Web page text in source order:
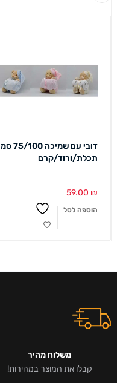
דובי עם שמיכה 75/100 סמ
תכלת/ורוד/קרם
59.00 ₪
הוספה לסל
משלוח מהיר
קבלו את המוצר במהירות!